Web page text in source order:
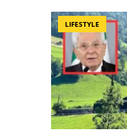
LIFESTYLE